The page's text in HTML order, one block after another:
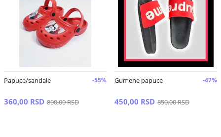
Papuce/sandale -55%
360,00 RSD 800,00 RSD
Gumene papuce -47%
450,00 RSD 850,00 RSD